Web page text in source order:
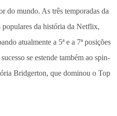
do mundo. As três temporadas da
populares da história da Netflix,
atualmente a 5ª e a 7ª posições
se estende também ao spin-
Bridgerton, que dominou o Top